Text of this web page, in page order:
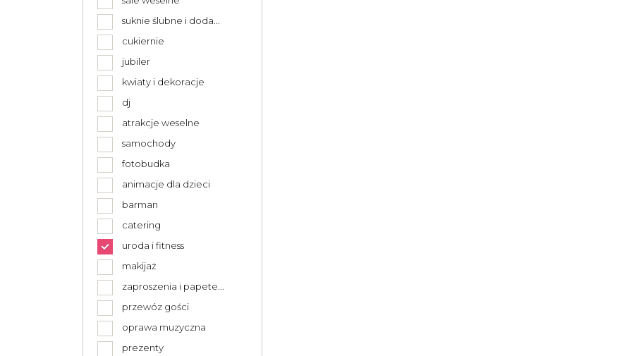
suknie ślubne i doda...
cukiernie
jubiler
kwiaty i dekoracje
dj
atrakcje weselne
samochody
fotobudka
animacje dla dzieci
barman
catering
uroda i fitness
makijaż
zaproszenia i papete...
przewóz gości
oprawa muzyczna
prezenty